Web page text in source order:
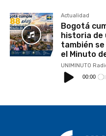
Actualidad
Bogotá
historia de
también
el Minuto
UNIMINUTO
Reproductor
de
audio
00:00